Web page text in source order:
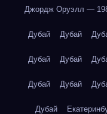
Джордж Оруэлл —
Дубай Дубай
Дубай Дубай
Дубай Дубай
Дубай